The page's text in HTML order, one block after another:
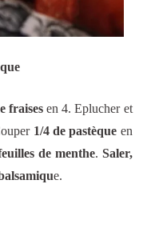
fraises en 4. Eplucher et
1/4 de pastèque en
de menthe. Saler,
e.